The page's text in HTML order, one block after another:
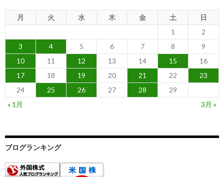
月 火 水 木 金 土
日
1
2
3
4 5 6 7 8
9
10
11 12 13 14 15
16
17
18 19 20 21 22
23
24
25 26 27 28
29
« 1月
3月 »
ブログランキング